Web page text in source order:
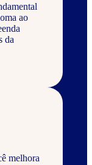
ao
da
melhora